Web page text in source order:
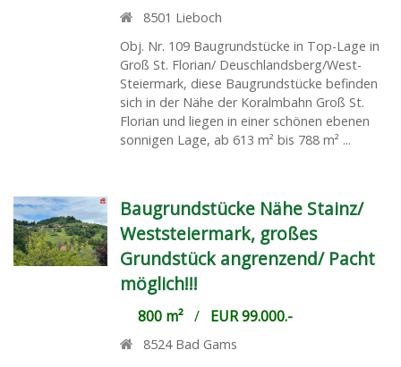
8501 Lieboch
Obj. Nr. 109 Baugrundstücke in Top-Lage in
Groß St. Florian/ Deuschlandsberg/West-
Steiermark, diese Baugrundstücke befinden
sich in der Nähe der Koralmbahn Groß St.
Florian und liegen in einer schönen ebenen
sonnigen Lage, ab 613 m² bis 788 m² ...
Baugrundstücke Nähe Stainz/
Weststeiermark, großes
Grundstück angrenzend/ Pacht
möglich!!!
800 m²/ EUR 99.000.-
8524 Bad Gams